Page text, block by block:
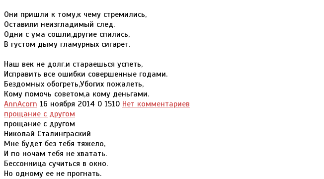
Они пришли к тому,к чему стремились,
Оставили неизгладимый след.
Одни с ума сошли,другие спились,
В густом дыму гламурных сигарет.
Наш век не долг.и стараешься успеть,
Исправить все ошибки совершенные годами.
Бездомных обогреть,Убогих пожалеть,
Кому помочь советом,а кому деньгами.
AnnAcorn 16 ноября 2014 0 1510 Нет комментариев
прощание с другом
прощание с другом
Николай Сталинграский
Мне будет без тебя тяжело,
И по ночам тебя не хватать.
Бессонница сучиться в окно.
Но одному ее не прогнать.